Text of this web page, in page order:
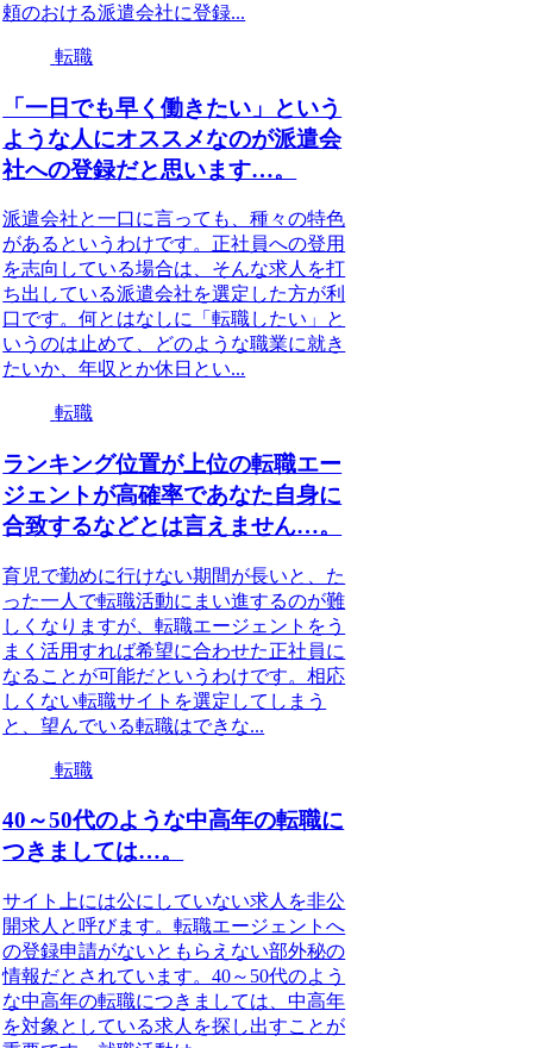
頼のおける派遣会社に登録...
転職
「一日でも早く働きたい」という
ような人にオススメなのが派遣会
社への登録だと思います…。
派遣会社と一口に言っても、種々の特色
があるというわけです。正社員への登用
を志向している場合は、そんな求人を打
ち出している派遣会社を選定した方が利
口です。何とはなしに「転職したい」と
いうのは止めて、どのような職業に就き
たいか、年収とか休日とい...
転職
ランキング位置が上位の転職エー
ジェントが高確率であなた自身に
合致するなどとは言えません…。
育児で勤めに行けない期間が長いと、た
った一人で転職活動にまい進するのが難
しくなりますが、転職エージェントをう
まく活用すれば希望に合わせた正社員に
なることが可能だというわけです。相応
しくない転職サイトを選定してしまう
と、望んでいる転職はできな...
転職
40～50代のような中高年の転職に
つきましては…。
サイト上には公にしていない求人を非公
開求人と呼びます。転職エージェントへ
の登録申請がないともらえない部外秘の
情報だとされています。40～50代のよう
な中高年の転職につきましては、中高年
を対象としている求人を探し出すことが